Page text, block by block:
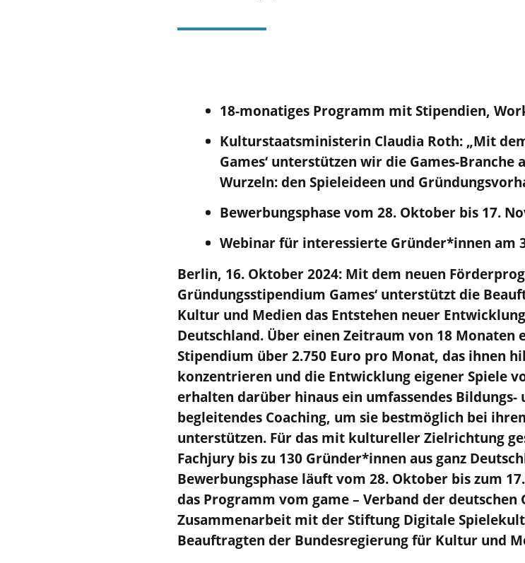
18-monatiges Programm mit Stipendien,
Kulturstaatsministerin Claudia Roth: „Mit
Games‘ unterstützen wir die Games-
Wurzeln:den Spieleideen und
Bewerbungsphase vom 28. Oktober bis 17.
Webinar für interessierte Gründer*innen am
Berlin, 16. Oktober 2024: Mit dem neuen
Gründungsstipendium Games‘ unterstützt die
Kultur und Medien das Entstehen neuer
Deutschland. Über einen Zeitraum von 18
Stipendium über 2.750 Euro pro Monat, das ihnen
konzentrieren und die Entwicklung eigener Spiele
erhalten darüber hinaus ein umfassendes
begleitendes Coaching, um sie bestmöglich bei
unterstützen. Für das mit kultureller Zielrichtung
Fachjury bis zu 130 Gründer*innen aus ganz
Bewerbungsphase läuft vom 28. Oktober bis zum
das Programm vom game – Verband der deutschen
Zusammenarbeit mit der Stiftung Digitale
Beauftragten der Bundesregierung für Kultur und